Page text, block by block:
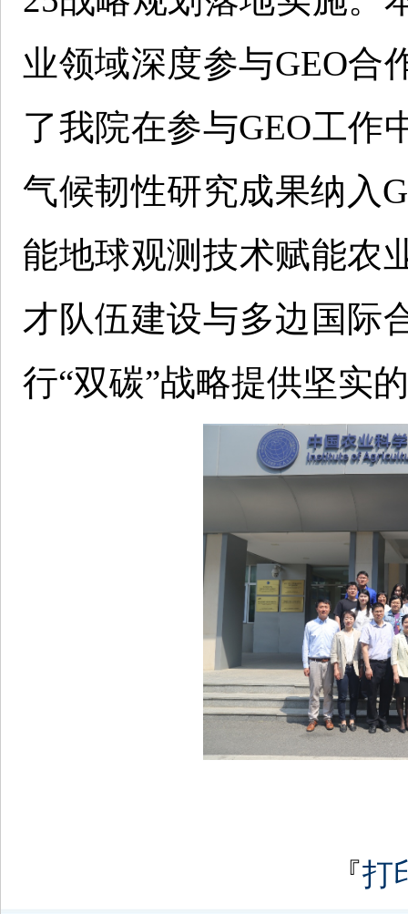
业领域深度参与GEO合
了我院在参与GEO工作
气候韧性研究成果纳入
能地球观测技术赋能农
才队伍建设与多边国际
行“双碳”战略提供坚实
『打